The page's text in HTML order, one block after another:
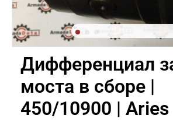
Дифференциал
моста в сборе |
450/10900 | Aries